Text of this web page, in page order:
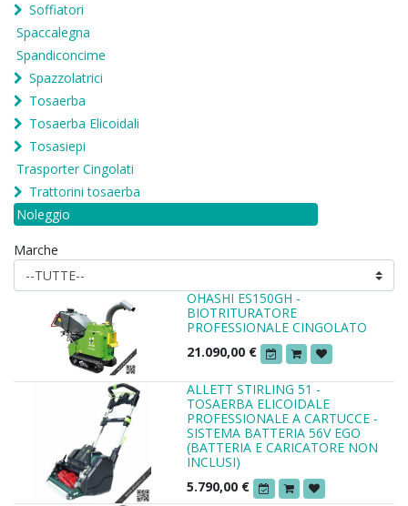
Soffiatori
Spaccalegna
Spandiconcime
Spazzolatrici
Tosaerba
Tosaerba Elicoidali
Tosasiepi
Trasporter Cingolati
Trattorini tosaerba
Noleggio
Marche
OHASHI ES150GH -
BIOTRITURATORE
PROFESSIONALE CINGOLATO
21.090,00 €
ALLETT STIRLING 51 -
TOSAERBA ELICOIDALE
PROFESSIONALE A CARTUCCE -
SISTEMA BATTERIA 56V EGO
(BATTERIA E CARICATORE NON
INCLUSI)
5.790,00 €